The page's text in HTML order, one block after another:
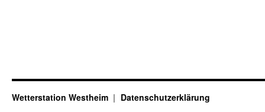
Wetterstation Westheim Datenschutzerklärung